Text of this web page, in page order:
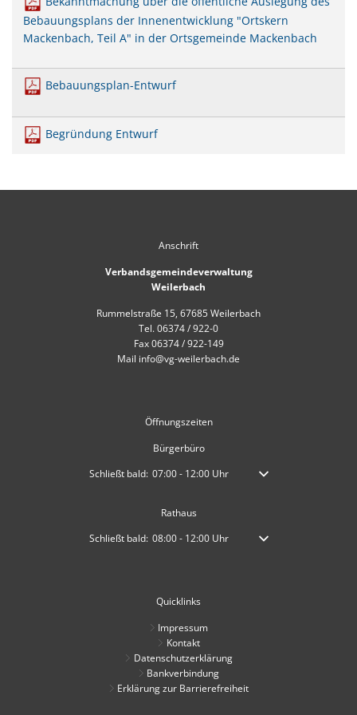
Kneippbecken
US-Hospital Weilerbach
Interessensbekundung Beck
Mobilität
Historie
Klimaschutzlinks
Bebauungsplans der Innenentwicklung "Ortskern
Mackenbach, Teil A" in der Ortsgemeinde Mackenbach
Bebauungsplan-Entwurf
Begründung Entwurf
Anschrift
Verbandsgemeindeverwaltung
Weilerbach
Rummelstraße 15, 67685 Weilerbach
Tel. 06374 / 922-0
Fax 06374 / 922-149
Mail info@vg-weilerbach.de
Öffnungszeiten
Bürgerbüro
Klicken, um weitere Öffnungs- oder Schließzeiten
Schließt bald: 07:00- 12:00Uhr Von 07:00 bis 12:00 Uhr
Rathaus
Klicken, um weitere Öffnungs- oder Schließzeiten
Schließt bald: 08:00- 12:00Uhr Von 08:00 bis 12:00 Uhr
Quicklinks
Impressum
Kontakt
Datenschutzerklärung
Bankverbindung
Erklärung zur Barrierefreiheit